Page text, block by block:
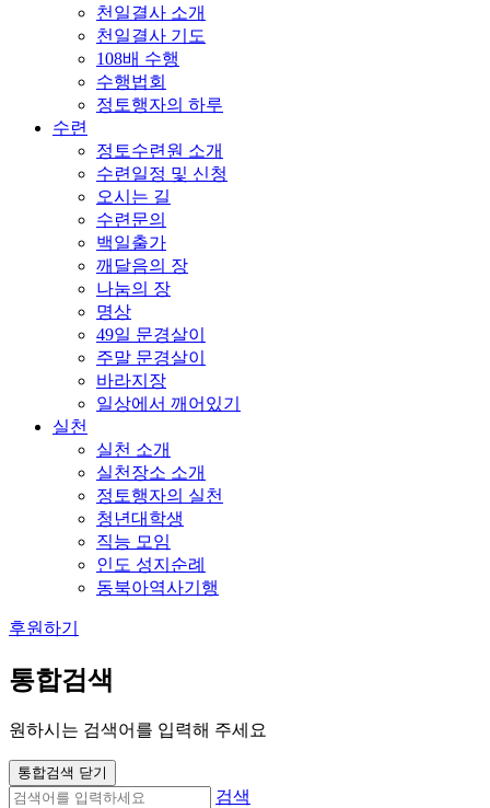
천일결사 소개
천일결사 기도
108배 수행
수행법회
정토행자의 하루
수련
정토수련원 소개
수련일정 및 신청
오시는 길
수련문의
백일출가
깨달음의 장
나눔의 장
명상
49일 문경살이
주말 문경살이
바라지장
일상에서 깨어있기
실천
실천 소개
실천장소 소개
정토행자의 실천
청년대학생
직능 모임
인도 성지순례
동북아역사기행
후원하기
통합검색
원하시는 검색어를 입력해 주세요
통합검색 닫기
검색